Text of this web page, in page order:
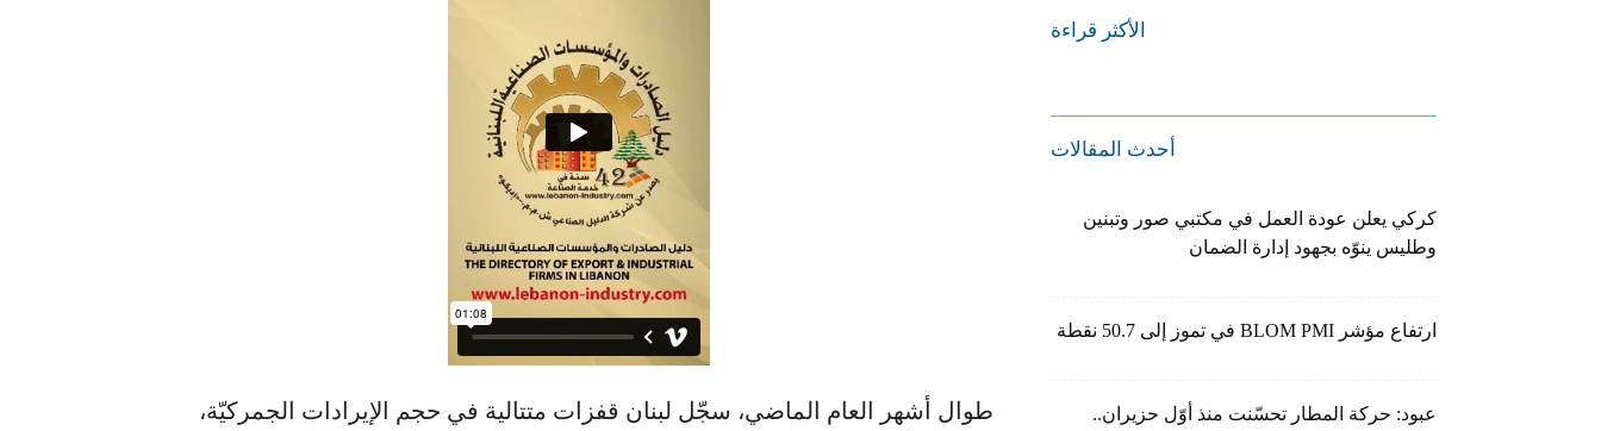
طوال أشهر العام الماضي، سجّل لبنان قفزات متتالية في حجم الإيرادات الجمركيّة،
الأكثر قراءة
أحدث المقالات
كركي يعلن عودة العمل في مكتبي صور وتبنين
وطليس ينوّه بجهود إدارة الضمان
ارتفاع مؤشر BLOM PMI في تموز إلى 50.7 نقطة
عبود: حركة المطار تحسّنت منذ أوّل حزيران..